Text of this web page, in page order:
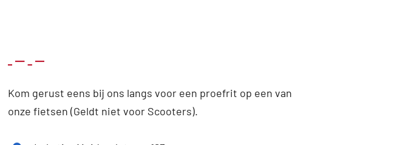
Kom gerust eens bij ons langs voor een proefrit op een van
onze fietsen (Geldt niet voor Scooters).